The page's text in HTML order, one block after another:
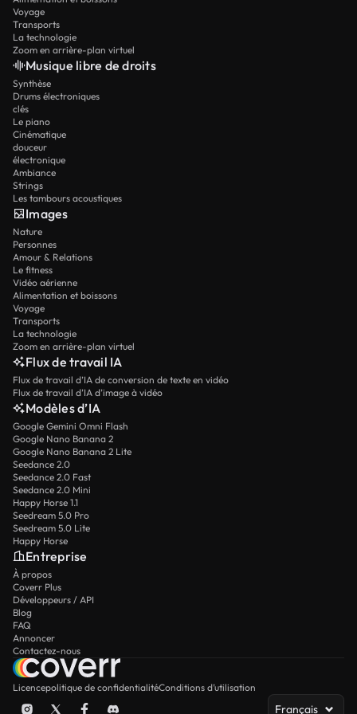
Voyage
Transports
La technologie
Zoom en arrière-plan virtuel
Musique libre de droits
Synthèse
Drums électroniques
clés
Le piano
Cinématique
douceur
électronique
Ambiance
Strings
Les tambours acoustiques
Images
Nature
Personnes
Amour & Relations
Le fitness
Vidéo aérienne
Alimentation et boissons
Voyage
Transports
La technologie
Zoom en arrière-plan virtuel
Flux de travail IA
Flux de travail d’IA de conversion de texte en vidéo
Flux de travail d’IA d’image à vidéo
Modèles d’IA
Google Gemini Omni Flash
Google Nano Banana 2
Google Nano Banana 2 Lite
Seedance 2.0
Seedance 2.0 Fast
Seedance 2.0 Mini
Happy Horse 1.1
Seedream 5.0 Pro
Seedream 5.0 Lite
Happy Horse
Entreprise
À propos
Coverr Plus
Développeurs / API
Blog
FAQ
Annoncer
Contactez-nous
Licencepolitique de confidentialitéConditions d’utilisation
Français